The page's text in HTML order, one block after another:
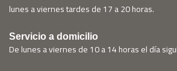
lunes a viernes tardes de 17 a 20 horas.
Servicio a domicilio
De lunes a viernes de 10 a 14 horas el día